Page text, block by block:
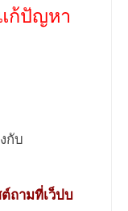
ก้ปัญหา
กับ
ถามที่เว็ปบ